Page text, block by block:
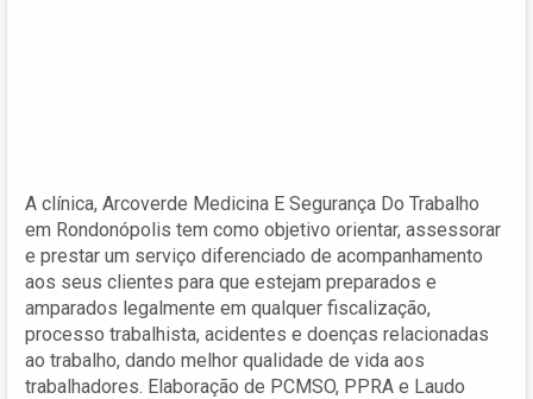
A clínica, Arcoverde Medicina E Segurança Do Trabalho
em Rondonópolis tem como objetivo orientar, assessorar
e prestar um serviço diferenciado de acompanhamento
aos seus clientes para que estejam preparados e
amparados legalmente em qualquer fiscalização,
processo trabalhista, acidentes e doenças relacionadas
ao trabalho, dando melhor qualidade de vida aos
trabalhadores. Elaboração de PCMSO, PPRA e Laudo